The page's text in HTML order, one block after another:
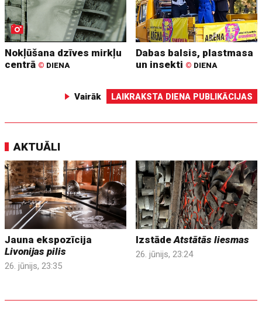
Nokļūšana dzīves mirkļu
centrā © DIENA
Dabas balsis, plastmasa
un insekti © DIENA
Vairāk LAIKRAKSTA DIENA PUBLIKĀCIJAS
AKTUĀLI
Jauna ekspozīcija
Livonijas pilis
26. jūnijs, 23:35
IzstādeAtstātās liesmas
26. jūnijs, 23:24